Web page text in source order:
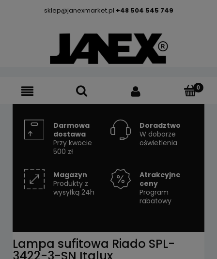
sklep@janexmarket.pl +48 504 545 749
Darmowa
dostawa
Przy kwocie
500 zł
Doradztwo
W doborze
oświetlenia
Magazyn
Produkty z
wysyłką 24h
Atrakcyjne
ceny
Program
rabatowy
Lampa sufitowa Riado SPL-
3422-3-SN Italux